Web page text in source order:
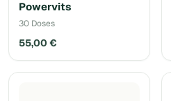
Powervits
30 Doses
55,00 €